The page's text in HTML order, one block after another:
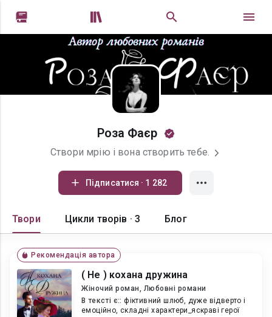
 
Роза Фаєр
Створи мрію і вона створить тебе.
Підписатися · 1 282
Твори Цикли творів · 3 Блог
Рекомендація автора
( Не ) кохана дружина
Жіночий роман, Любовні романи
В текcті є:: фіктивний шлюб, дуже відверто і
емоційно, складні характери_яскраві герої